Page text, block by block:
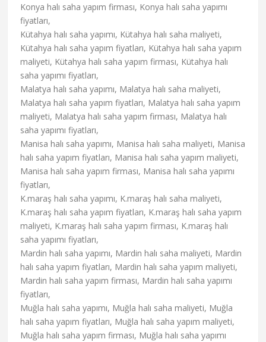
Konya halı saha yapım firması, Konya halı saha yapımı
fiyatları,
Kütahya halı saha yapımı, Kütahya halı saha maliyeti,
Kütahya halı saha yapım fiyatları, Kütahya halı saha yapım
maliyeti, Kütahya halı saha yapım firması, Kütahya halı
saha yapımı fiyatları,
Malatya halı saha yapımı, Malatya halı saha maliyeti,
Malatya halı saha yapım fiyatları, Malatya halı saha yapım
maliyeti, Malatya halı saha yapım firması, Malatya halı
saha yapımı fiyatları,
Manisa halı saha yapımı, Manisa halı saha maliyeti, Manisa
halı saha yapım fiyatları, Manisa halı saha yapım maliyeti,
Manisa halı saha yapım firması, Manisa halı saha yapımı
fiyatları,
K.maraş halı saha yapımı, K.maraş halı saha maliyeti,
K.maraş halı saha yapım fiyatları, K.maraş halı saha yapım
maliyeti, K.maraş halı saha yapım firması, K.maraş halı
saha yapımı fiyatları,
Mardin halı saha yapımı, Mardin halı saha maliyeti, Mardin
halı saha yapım fiyatları, Mardin halı saha yapım maliyeti,
Mardin halı saha yapım firması, Mardin halı saha yapımı
fiyatları,
Muğla halı saha yapımı, Muğla halı saha maliyeti, Muğla
halı saha yapım fiyatları, Muğla halı saha yapım maliyeti,
Muğla halı saha yapım firması, Muğla halı saha yapımı